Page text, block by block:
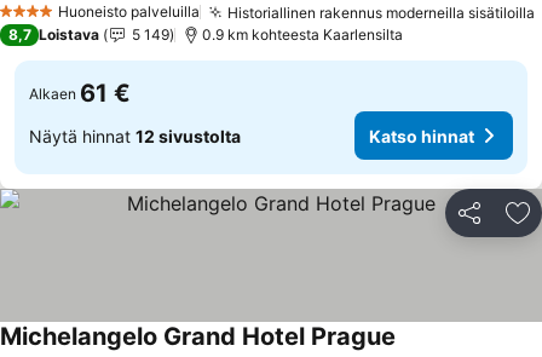
4 TähtiluokitusHuoneisto palveluilla Historiallinen rakennus moderneilla sisätiloilla
8,7 Loistava 5 149 0.9 km kohteesta Kaarlensilta
Alkaen 61 €
Näytä hinnat 12 sivustolta Katso hinnat
Jaa
Michelangelo Grand Hotel Prague